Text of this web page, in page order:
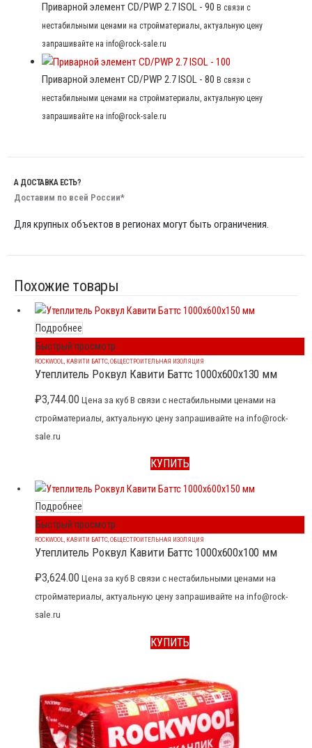
Приварной элемент CD/PWP 2.7 ISOL - 90 В связи с
нестабильными ценами на стройматериалы, актуальную цену
запрашивайте на info@rock-sale.ru
Приварной элемент CD/PWP 2.7 ISOL - 80 В связи с
нестабильными ценами на стройматериалы, актуальную цену
запрашивайте на info@rock-sale.ru
А ДОСТАВКА ЕСТЬ?
Доставим по всей России*
Для крупных объектов в регионах могут быть ограничения.
Похожие товары
Подробнее
Быстрый просмотр
ROCKWOOL КАВИТИ БАТТС ОБЩЕСТРОИТЕЛЬНАЯ ИЗОЛЯЦИЯ
Утеплитель Роквул Кавити Баттс 1000x600x130 мм
₽3,744.00 Цена за куб В связи с нестабильными ценами на
стройматериалы, актуальную цену запрашивайте на info@rock-
sale.ru
КУПИТЬ
Подробнее
Быстрый просмотр
ROCKWOOL КАВИТИ БАТТС ОБЩЕСТРОИТЕЛЬНАЯ ИЗОЛЯЦИЯ
Утеплитель Роквул Кавити Баттс 1000x600x100 мм
₽3,624.00 Цена за куб В связи с нестабильными ценами на
стройматериалы, актуальную цену запрашивайте на info@rock-
sale.ru
КУПИТЬ